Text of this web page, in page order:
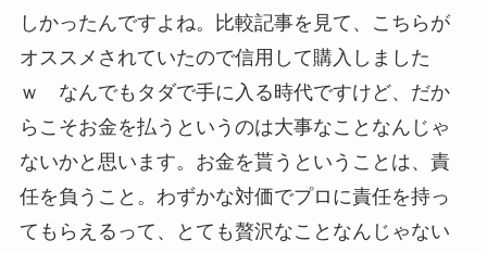
しかったんですよね。比較記事を見て、こちらが
オススメされていたので信用して購入しました
ｗ なんでもタダで手に入る時代ですけど、だか
らこそお金を払うというのは大事なことなんじゃ
ないかと思います。お金を貰うということは、責
任を負うこと。わずかな対価でプロに責任を持っ
てもらえるって、とても贅沢なことなんじゃない